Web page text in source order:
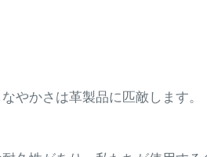
やかさは革製品に匹敵します。